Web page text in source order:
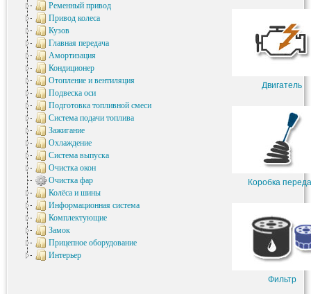
Ременный привод
Привод колеса
Кузов
Главная передача
Амортизация
Кондиционер
Отопление и вентиляция
Подвеска оси
Подготовка топливной смеси
Система подачи топлива
Зажигание
Охлаждение
Система выпуска
Очистка окон
Очистка фар
Колёса и шины
Информационная система
Комплектующие
Замок
Прицепное оборудование
Интерьер
Двигатель
Коробка
Фильтр